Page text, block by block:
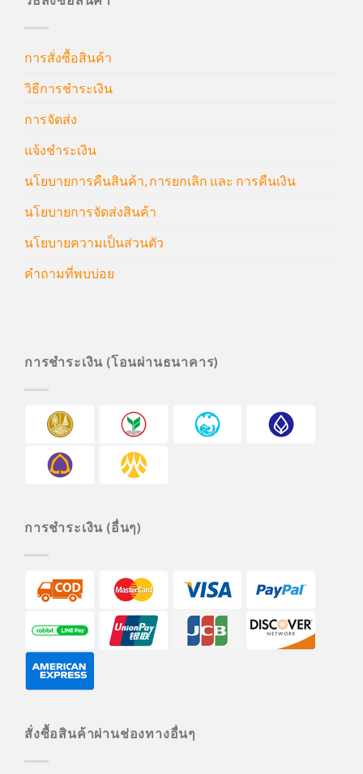
การสั่งซื้อสินค้า
วิธีการชำระเงิน
การจัดส่ง
แจ้งชำระเงิน
นโยบายการคืนสินค้า, การยกเลิก และ การคืนเงิน
นโยบายการจัดส่งสินค้า
นโยบายความเป็นส่วนตัว
คำถามที่พบบ่อย
การชำระเงิน (โอนผ่านธนาคาร)
การชำระเงิน (อื่นๆ)
สั่งซื้อสินค้าผ่านช่องทางอื่นๆ